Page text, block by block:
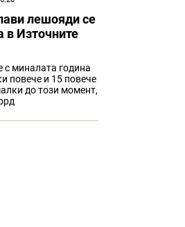
лешояди се
в Източните
с миналата година
повече и 15 повече
до този момент,